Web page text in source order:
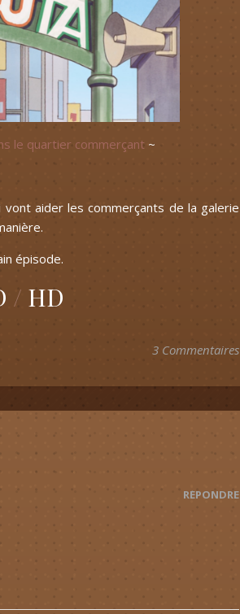
le quartier commerçant~
aider les commerçants de la galerie
épisode.
/ HD
3 Commentaires
RÉPONDRE